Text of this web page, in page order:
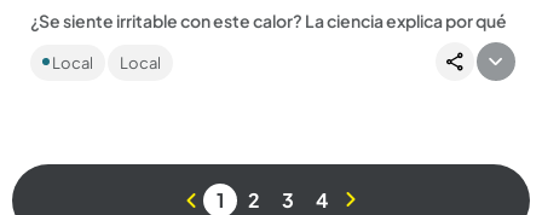
¿Se siente irritable con este calor? La ciencia explica por qué
Expertos hablan de lo que se llama sicología del clima, pero
es claro que el calor de estos días puede alterar el genio de...
Local Local
1 2 3 4